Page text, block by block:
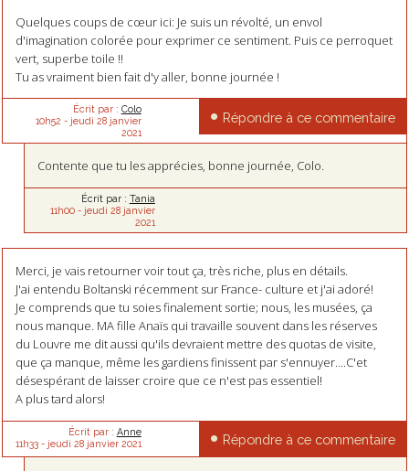
Quelques coups de cœur ici: Je suis un révolté, un envol
d'imagination colorée pour exprimer ce sentiment. Puis ce perroquet
vert, superbe toile !!
Tu as vraiment bien fait d'y aller, bonne journée !
Écrit par : Colo
10h52 - jeudi 28 janvier
2021
Répondre à ce commentaire
Contente que tu les apprécies, bonne journée, Colo.
Écrit par : Tania
11h00- jeudi 28 janvier
2021
Merci, je vais retourner voir tout ça, très riche, plus en détails.
J'ai entendu Boltanski récemment sur France- culture et j'ai adoré!
Je comprends que tu soies finalement sortie; nous, les musées, ça
nous manque. MA fille Anaïs qui travaille souvent dans les réserves
du Louvre me dit aussi qu'ils devraient mettre des quotas de visite,
que ça manque, même les gardiens finissent par s'ennuyer....C'et
désespérant de laisser croire que ce n'est pas essentiel!
A plus tard alors!
Écrit par : Anne
11h33- jeudi 28 janvier 2021 Répondre à ce commentaire